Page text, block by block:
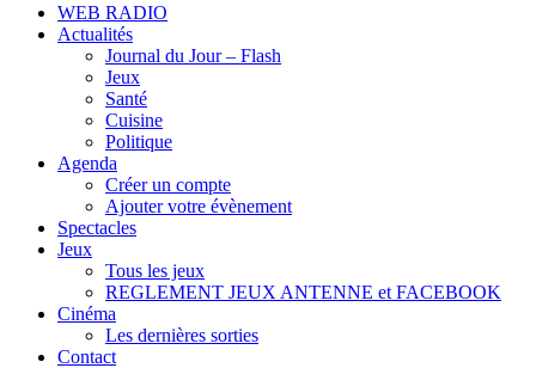
WEB RADIO
Actualités
Journal du Jour – Flash
Jeux
Santé
Cuisine
Politique
Agenda
Créer un compte
Ajouter votre évènement
Spectacles
Jeux
Tous les jeux
REGLEMENT JEUX ANTENNE et FACEBOOK
Cinéma
Les dernières sorties
Contact